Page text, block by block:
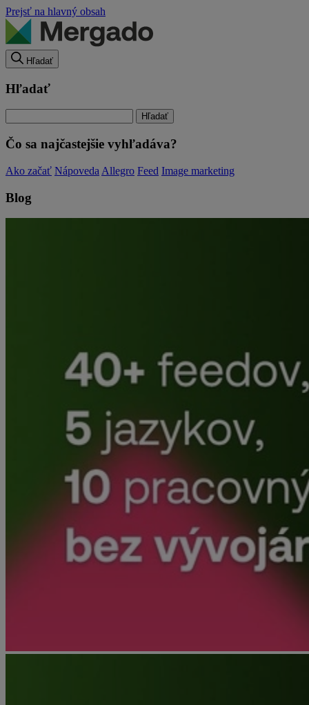
Prejsť na hlavný obsah
Hľadať
Hľadať
Čo sa najčastejšie vyhľadáva?
Ako začať Nápoveda Allegro Feed Image marketing
Blog